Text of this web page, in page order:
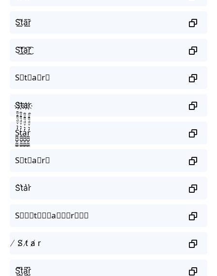
S̰̃t̰̃ã̰r̰̃
S͜͡t͜͡a͜͡r͜͡
S⃟t⃟a⃟r⃟
S҉t҉a҉r҉
S̼͖̺̠̰͇̙̓͛ͮͩͦ̎ͦ̑ͅt̼͖̺̠̰͇̙̓͛ͮͩͦ̎ͦ̑ͅa̼͖̺̠̰͇̙̓͛ͮͩͦ̎ͦ̑ͅr̼͖̺̠̰͇̙̓͛ͮͩͦ̎ͦ̑ͅ
S⃗t⃗a⃗r⃗
S͛t͛a͛r͛
S⃒⃒⃒t⃒⃒⃒a⃒⃒⃒r⃒⃒⃒
̸ S̸ t̸ a̸ r
S̺͆t̺͆a̺͆r̺͆